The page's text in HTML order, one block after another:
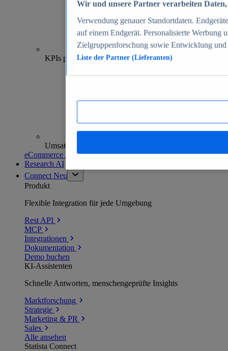
70+
KPIs pro Shop
Umsatzanalysen und -prognosen
eCommerce Insights entdecken
Research AI
Connect Neu
Produkt
Flexible Integration für jede Umgebung
Rest API
MCP
Integrationen
Dokumentation
Demo buchen
KI-Assistenten
Schnelle Antworten, menschengeprüfte Insights
Marktforschung
Strategie
Marketing & PR
Sales
Alle ansehen
Statista Connect
Wir und unsere Partner verarbeiten
Verwendung genauer Standortdaten.
auf einem Endgerät. Personalisierte Werbung
Zielgruppenforschung sowie Entwicklung
Liste der Partner (Lieferanten)